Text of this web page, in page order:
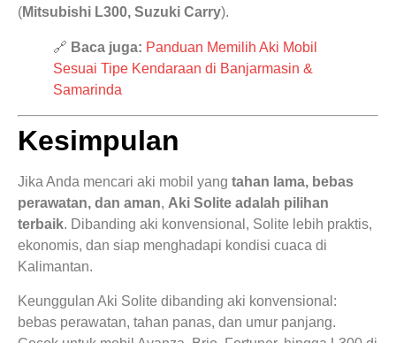
(Mitsubishi L300, Suzuki Carry).
🔗 Baca juga: Panduan Memilih Aki Mobil
Sesuai Tipe Kendaraan di Banjarmasin &
Samarinda
Kesimpulan
Jika Anda mencari aki mobil yang tahan lama, bebas
perawatan, dan aman, Aki Solite adalah pilihan
terbaik. Dibanding aki konvensional, Solite lebih praktis,
ekonomis, dan siap menghadapi kondisi cuaca di
Kalimantan.
Keunggulan Aki Solite dibanding aki konvensional:
bebas perawatan, tahan panas, dan umur panjang.